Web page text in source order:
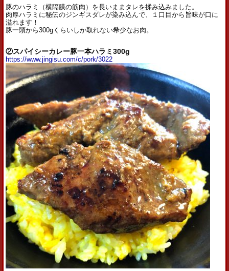
豚のハラミ（横隔膜の筋肉）を長いままタレを揉み込みました。
肉厚ハラミに秘伝のジンギスダレが染み込んで、１口目から旨味が口に
溢れます！
豚一頭から300gくらいしか取れない希少なお肉。
②スパイシーカレー豚一本ハラミ300g
https://www.jingisu.com/c/pork/3022